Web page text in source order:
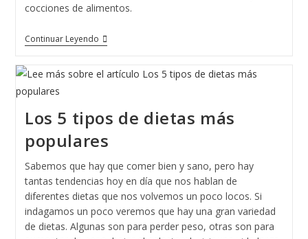
cocciones de alimentos.
Continuar LeyendoQué
Es
Cooking
Los 5 tipos de dietas más
populares
Sabemos que hay que comer bien y sano, pero hay
tantas tendencias hoy en día que nos hablan de
diferentes dietas que nos volvemos un poco locos. Si
indagamos un poco veremos que hay una gran variedad
de dietas. Algunas son para perder peso, otras son para